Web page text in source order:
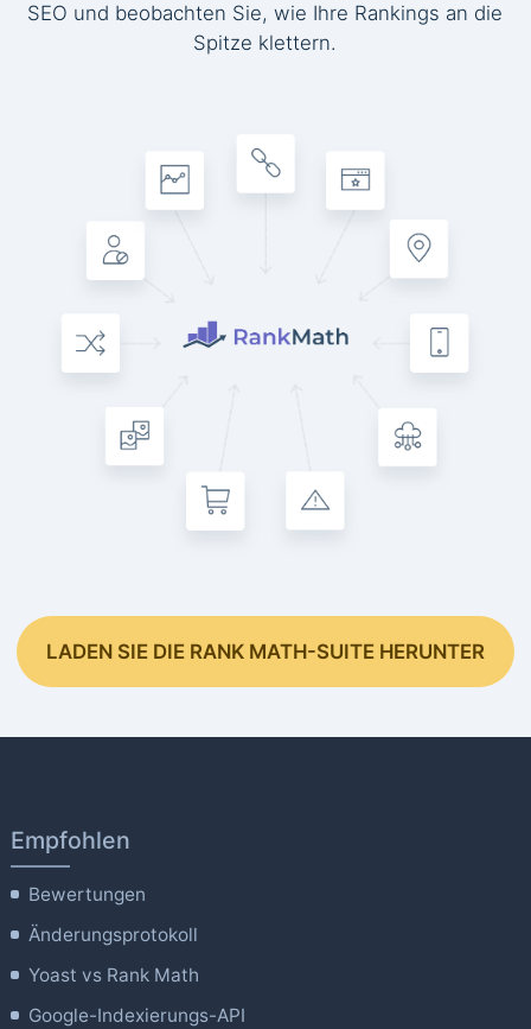
SEO und beobachten Sie, wie Ihre Rankings an die
Spitze klettern.
LADEN SIE DIE RANK MATH-SUITE HERUNTER
Empfohlen
Bewertungen
Änderungsprotokoll
Yoast vs Rank Math
Google-Indexierungs-API